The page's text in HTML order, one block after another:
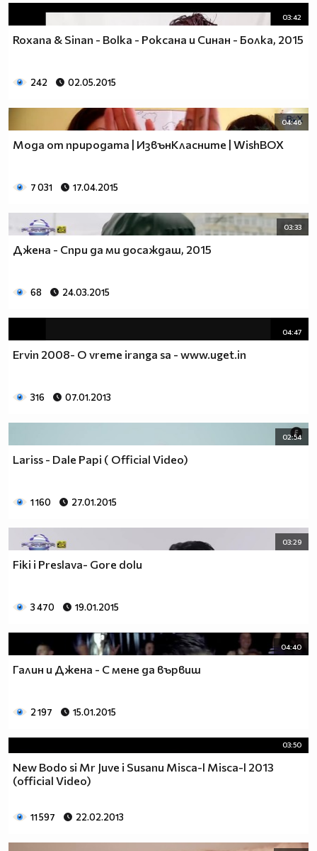
03:42
Roxana & Sinan - Bolka - Роксана и Синан - Болка, 2015
242 02.05.2015
04:46
Мода от природата | ИзвънКласните | WishBOX
7 031 17.04.2015
03:33
Джена - Спри да ми досаждаш, 2015
68 24.03.2015
04:47
Ervin 2008- O vreme iranga sa - www.uget.in
316 07.01.2013
02:54
Lariss - Dale Papi ( Official Video)
1 160 27.01.2015
03:29
Fiki i Preslava- Gore dolu
3 470 19.01.2015
04:40
Галин и Джена - С мене да вървиш
2 197 15.01.2015
03:50
New Bodo si Mr Juve i Susanu Misca-l Misca-l 2013
(official Video)
11 597 22.02.2013